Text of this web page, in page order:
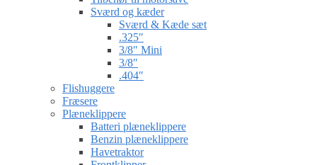
Sværd og kæder
Sværd & Kæde sæt
.325″
3/8″ Mini
3/8″
.404″
Flishuggere
Fræsere
Plæneklippere
Batteri plæneklippere
Benzin plæneklippere
Havetraktor